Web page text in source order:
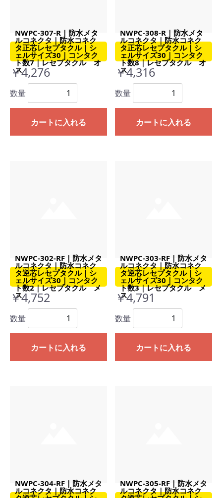
NWPC-307-R｜防水メタ
ルコネクタ｜防水コネク
タ正芯レセプタクル｜シ
ェルサイズ30｜コンタク
ト数7｜レセプタクル オ
ス
￥4,276
数量
カートに入れる
NWPC-308-R｜防水メタ
ルコネクタ｜防水コネク
タ正芯レセプタクル｜シ
ェルサイズ30｜コンタク
ト数8｜レセプタクル オ
ス
￥4,316
数量
カートに入れる
NWPC-302-RF｜防水メタ
ルコネクタ｜防水コネク
タ逆芯レセプタクル｜シ
ェルサイズ30｜コンタク
ト数2｜レセプタクル メ
ス
￥4,752
数量
カートに入れる
NWPC-303-RF｜防水メタ
ルコネクタ｜防水コネク
タ逆芯レセプタクル｜シ
ェルサイズ30｜コンタク
ト数3｜レセプタクル メ
ス
￥4,791
数量
カートに入れる
NWPC-304-RF｜防水メタ
ルコネクタ｜防水コネク
NWPC-305-RF｜防水メタ
ルコネクタ｜防水コネク